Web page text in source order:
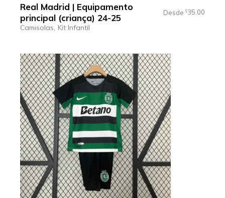
Real Madrid | Equipamento
principal (criança) 24-25
Desde $35.00
Camisolas Kit Infantil